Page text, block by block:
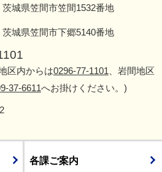
茨城県笠間市笠間1532番地
茨城県笠間市下郷5140番地
区内からは0296-77-1101 、岩間地区
37-6611へお掛けください。)
各課ご案内